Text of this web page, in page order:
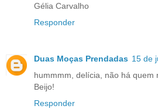
Gélia Carvalho
Responder
Duas Moças Prendadas 15 de
hummmm, delícia, não há quem
Beijo!
Responder